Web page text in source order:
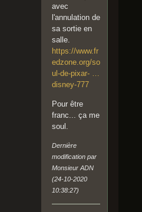
avec
l'annulation de
sa sortie en
salle.
https://www.fr
edzone.org/so
ul-de-pixar- …
disney-777
Pour être
franc... ça me
soul.
Dernière
modification par
Monsieur ADN
(24-10-2020
10:38:27)